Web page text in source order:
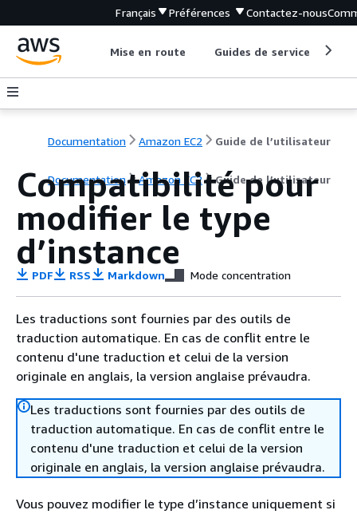
Français Préférences Contactez-nous
Mise en route Guides de service
Documentation Amazon EC2 Guide de l’utilisateur
Documentation Amazon EC2 Guide de l’utilisateur
Compatibilité pour
modifier le type
d’instance
PDF RSS Markdown Mode concentration
Les traductions sont fournies par des outils de
traduction automatique. En cas de conflit entre le
contenu d'une traduction et celui de la version
originale en anglais, la version anglaise prévaudra.
Les traductions sont fournies par des outils de
traduction automatique. En cas de conflit entre le
contenu d'une traduction et celui de la version
originale en anglais, la version anglaise prévaudra.
Vous pouvez modifier le type d’instance uniquement si